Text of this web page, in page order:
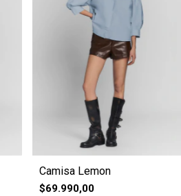
Camisa Lemon
$69.990,00